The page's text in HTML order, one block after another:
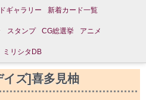
ギャラリー 新着カード一覧
スタンプ CG総選挙 アニメ
ミリシタDB
イズ]喜多見柚